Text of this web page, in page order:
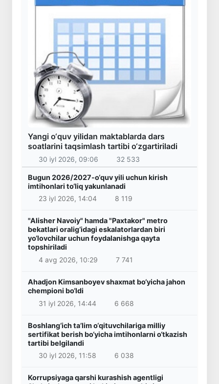
Yangi o‘quv yilidan maktablarda dars
soatlarini taqsimlash tartibi o‘zgartiriladi
30 iyl 2026, 09:06 32 533
Bugun 2026/2027-o‘quv yili uchun kirish
imtihonlari to‘liq yakunlanadi
23 iyl 2026, 14:04
8 119
"Alisher Navoiy" hamda "Paxtakor" metro
bekatlari oralig‘idagi eskalatorlardan biri
yo‘lovchilar uchun foydalanishga qayta
topshiriladi
4 avg 2026, 10:29
7 741
Ahadjon Kimsanboyev shaxmat bo‘yicha jahon
chempioni bo‘ldi
31 iyl 2026, 14:44
6 668
Boshlang‘ich ta’lim o‘qituvchilariga milliy
sertifikat berish bo‘yicha imtihonlarni o‘tkazish
tartibi belgilandi
30 iyl 2026, 11:58
6 038
Korrupsiyaga qarshi kurashish agentligi